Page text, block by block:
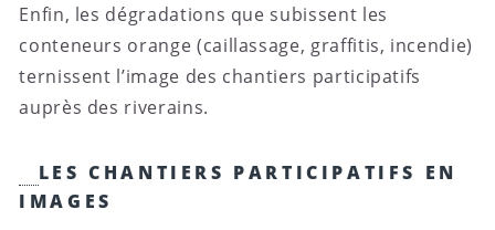
Enfin, les dégradations que subissent les
conteneurs orange (caillassage, graffitis, incendie)
ternissent l’image des chantiers participatifs
auprès des riverains.
LES CHANTIERS PARTICIPATIFS EN
IMAGES